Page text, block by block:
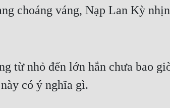
choáng váng, Nạp Lan Kỳ
từ nhỏ đến lớn hắn chưa bao
có ý nghĩa gì.